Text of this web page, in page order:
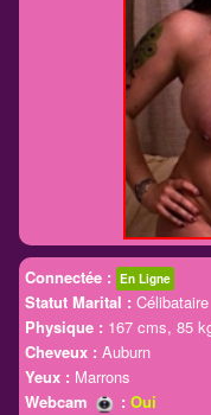
Connectée : En Ligne
Statut Marital : Célibataire
Physique : 167 cms, 85
Cheveux : Auburn
Yeux : Marrons
Webcam
: Oui